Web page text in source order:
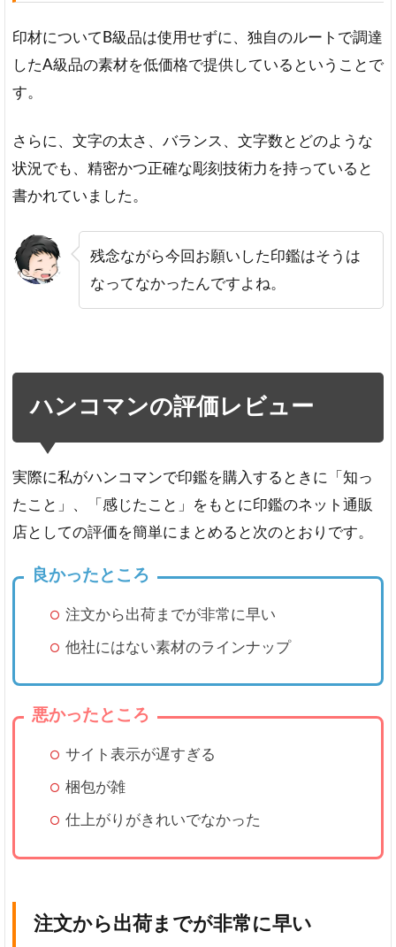
印材についてB級品は使用せずに、独自のルートで調達
したA級品の素材を低価格で提供しているということで
す。
さらに、文字の太さ、バランス、文字数とどのような
状況でも、精密かつ正確な彫刻技術力を持っていると
書かれていました。
残念ながら今回お願いした印鑑はそうは
なってなかったんですよね。
ハンコマンの評価レビュー
実際に私がハンコマンで印鑑を購入するときに「知っ
たこと」、「感じたこと」をもとに印鑑のネット通販
店としての評価を簡単にまとめると次のとおりです。
良かったところ
注文から出荷までが非常に早い
他社にはない素材のラインナップ
悪かったところ
サイト表示が遅すぎる
梱包が雑
仕上がりがきれいでなかった
注文から出荷までが非常に早い